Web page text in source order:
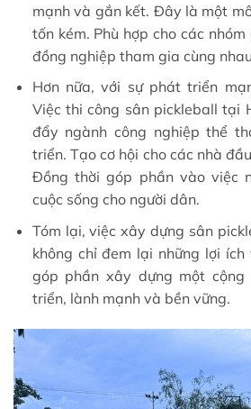
mạnh và gắn kết. Đây là một
tốn kém. Phù hợp cho các
đồng nghiệp tham gia cùng
Hơn nữa, với sự phát triển
Việc thi công sân pickleball tại
đẩy ngành công nghiệp thể
triển. Tạo cơ hội cho các nhà
Đồng thời góp phần vào việc
cuộc sống cho người dân.
Tóm lại, việc xây dựng sân
không chỉ đem lại những lợi ích
góp phần xây dựng một
triển, lành mạnh và bền vững.